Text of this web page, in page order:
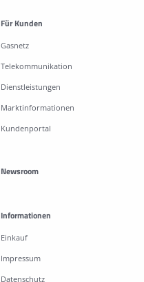
Für Kunden
Gasnetz
Telekommunikation
Dienstleistungen
Marktinformationen
Kundenportal
Newsroom
Informationen
Einkauf
Impressum
Datenschutz